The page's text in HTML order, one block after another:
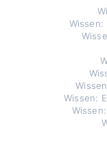
Wissen: